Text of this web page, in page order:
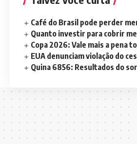
Café do Brasil pode perder
Quanto investir para cobrir
Copa 2026: Vale mais a pena
EUA denunciam violação do
Quina 6856: Resultados do